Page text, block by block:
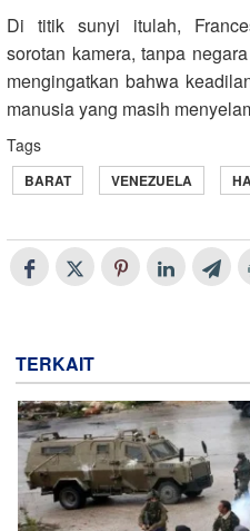
Di titik sunyi itulah,
sorotan kamera, tanpa
mengingatkan bahwa
manusia yang masih
Tags
BARAT VENEZUELA
TERKAIT